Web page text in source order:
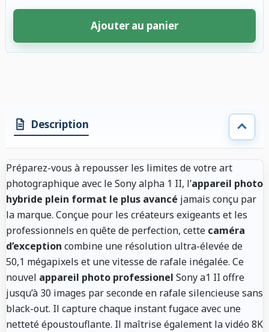
Ajouter au panier
Description
Préparez-vous à repousser les limites de votre art
photographique avec le Sony alpha 1 II, l’appareil photo
hybride plein format le plus avancé jamais conçu par
la marque. Conçue pour les créateurs exigeants et les
professionnels en quête de perfection, cette caméra
d’exception combine une résolution ultra-élevée de
50,1 mégapixels et une vitesse de rafale inégalée. Ce
nouvel appareil photo professionel Sony a1 II offre
jusqu’à 30 images par seconde en rafale silencieuse sans
black-out. Il capture chaque instant fugace avec une
netteté époustouflante. Il maîtrise également la vidéo 8K